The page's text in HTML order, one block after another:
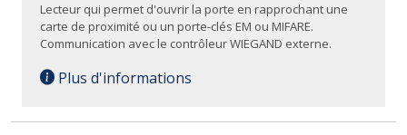
Lecteur qui permet d'ouvrir la porte en rapprochant une
carte de proximité ou un porte-clés EM ou MIFARE.
Communication avec le contrôleur WIEGAND externe.
Plus d'informations